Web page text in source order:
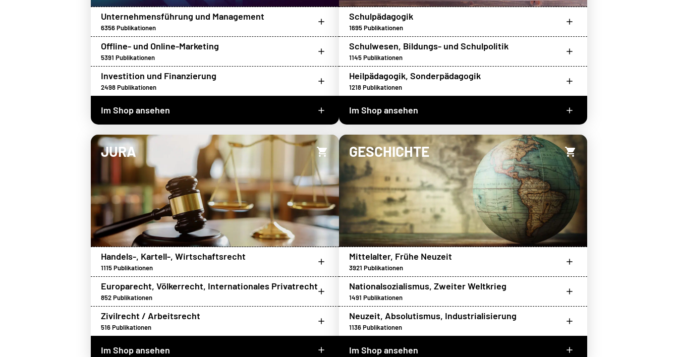
Unternehmensführung und Management
6356Publikationen
Offline- und Online-Marketing
5391 Publikationen
Investition und Finanzierung
2498Publikationen
Im Shop ansehen
Schulpädagogik
1695Publikationen
Schulwesen, Bildungs- und Schulpolitik
1145Publikationen
Heilpädagogik, Sonderpädagogik
1218Publikationen
Im Shop ansehen
JURA
Handels-, Kartell-, Wirtschaftsrecht
1115Publikationen
Europarecht, Völkerrecht, Internationales Privatrecht
852Publikationen
Zivilrecht / Arbeitsrecht
516Publikationen
Im Shop ansehen
GESCHICHTE
Mittelalter, Frühe Neuzeit
3921 Publikationen
Nationalsozialismus, Zweiter Weltkrieg
1491 Publikationen
Neuzeit, Absolutismus, Industrialisierung
1136Publikationen
Im Shop ansehen